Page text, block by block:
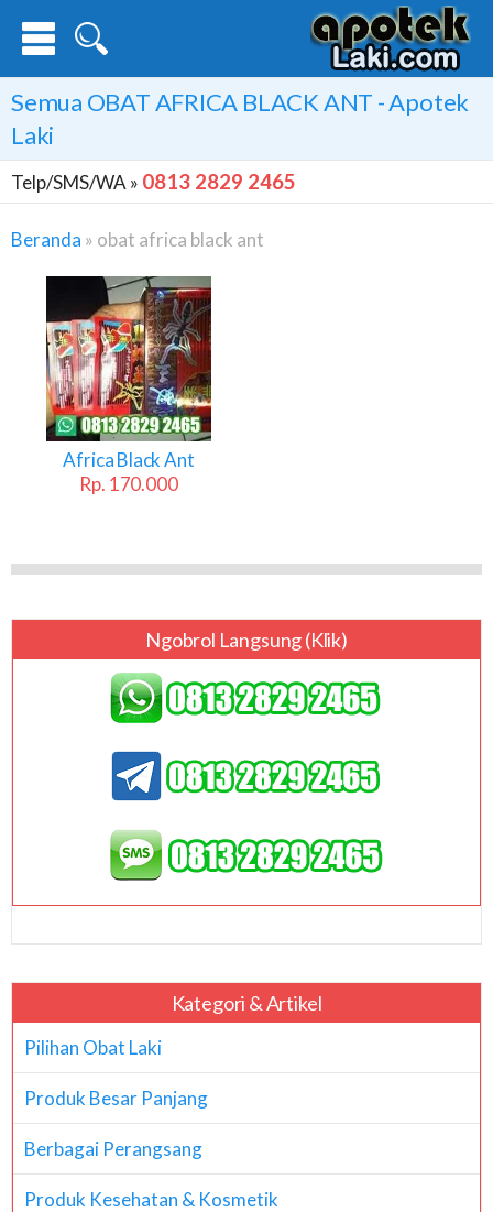
Semua OBAT AFRICA BLACK ANT - Apotek
Laki
Telp/SMS/WA » 0813 2829 2465
Beranda » obat africa black ant
Africa
Black
Ant
Africa Black Ant
Rp. 170.000
Ngobrol Langsung (klik)
Kategori & Artikel
Pilihan Obat Laki
Produk Besar Panjang
Berbagai Perangsang
Produk Kesehatan & Kosmetik